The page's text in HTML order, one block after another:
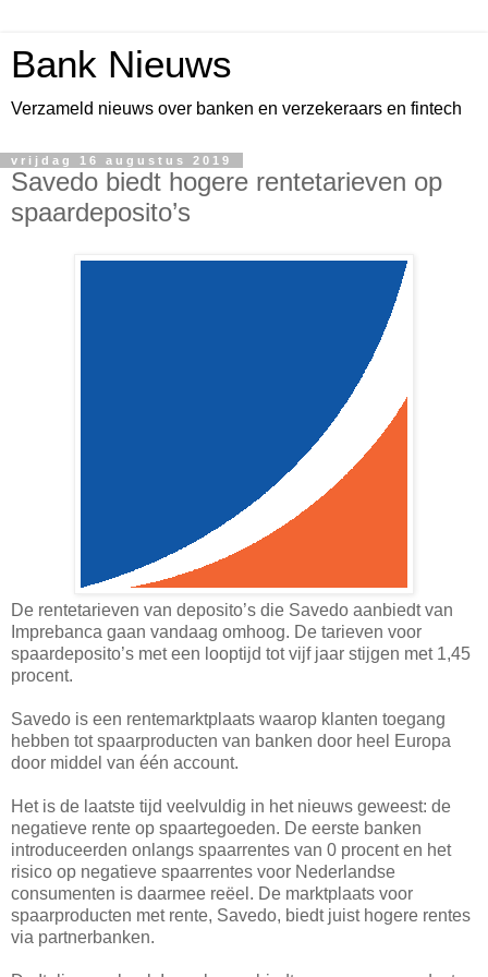
Bank Nieuws
Verzameld nieuws over banken en verzekeraars en fintech
vrijdag 16 augustus 2019
Savedo biedt hogere rentetarieven op
spaardeposito’s
De rentetarieven van deposito’s die Savedo aanbiedt van
Imprebanca gaan vandaag omhoog. De tarieven voor
spaardeposito’s met een looptijd tot vijf jaar stijgen met 1,45
procent.
Savedo is een rentemarktplaats waarop klanten toegang
hebben tot spaarproducten van banken door heel Europa
door middel van één account.
Het is de laatste tijd veelvuldig in het nieuws geweest: de
negatieve rente op spaartegoeden. De eerste banken
introduceerden onlangs spaarrentes van 0 procent en het
risico op negatieve spaarrentes voor Nederlandse
consumenten is daarmee reëel. De marktplaats voor
spaarproducten met rente, Savedo, biedt juist hogere rentes
via partnerbanken.